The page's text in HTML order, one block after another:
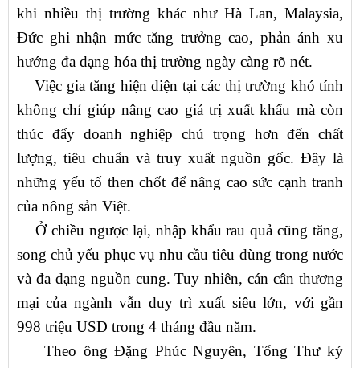
khi nhiều thị trường khác như Hà Lan, Malaysia,
Đức ghi nhận mức tăng trưởng cao, phản ánh xu
hướng đa dạng hóa thị trường ngày càng rõ nét.
Việc gia tăng hiện diện tại các thị trường khó tính
không chỉ giúp nâng cao giá trị xuất khẩu mà còn
thúc đẩy doanh nghiệp chú trọng hơn đến chất
lượng, tiêu chuẩn và truy xuất nguồn gốc. Đây là
những yếu tố then chốt để nâng cao sức cạnh tranh
của nông sản Việt.
Ở chiều ngược lại, nhập khẩu rau quả cũng tăng,
song chủ yếu phục vụ nhu cầu tiêu dùng trong nước
và đa dạng nguồn cung. Tuy nhiên, cán cân thương
mại của ngành vẫn duy trì xuất siêu lớn, với gần
998 triệu USD trong 4 tháng đầu năm.
Theo ông Đặng Phúc Nguyên, Tổng Thư ký